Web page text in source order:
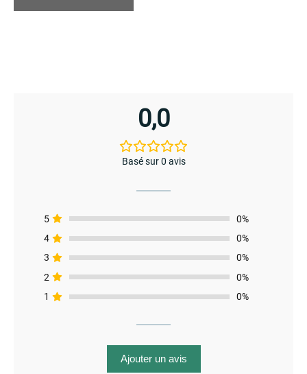
0,0
Basé sur 0 avis
5
0%
4
0%
3
0%
2
0%
1
0%
Ajouter un avis